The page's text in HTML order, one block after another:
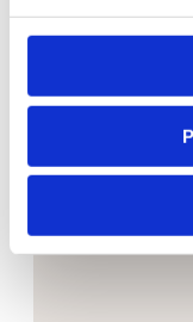
Puedes
gran día. Si
mucho